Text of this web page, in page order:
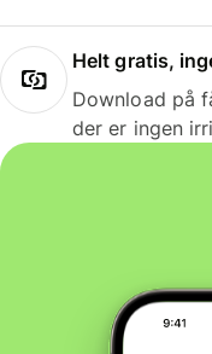
Helt gratis,
Download på
der er ingen